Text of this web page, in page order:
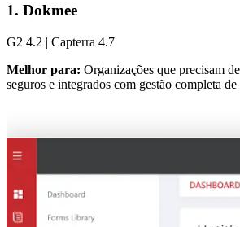
1. Dokmee
G2 4.2 | Capterra 4.7
Melhor para: Organizações que precisam
seguros e integrados com gestão completa